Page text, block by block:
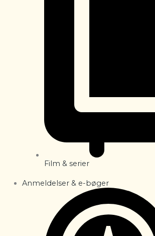
Film & serier
Anmeldelser & e-bøger